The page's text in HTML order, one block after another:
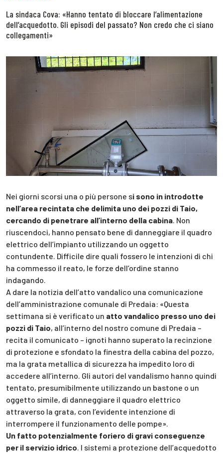
La sindaca Cova: «Hanno tentato di bloccare l’alimentazione
dell’acquedotto. Gli episodi del passato? Non credo che ci siano
collegamenti»
Nei giorni scorsi una o più persone si sono in introdotte
nell’area recintata che delimita uno dei pozzi di Taio,
cercando di penetrare all’interno della cabina . Non
riuscendoci, hanno pensato bene di danneggiare il quadro
elettrico dell’impianto utilizzando un oggetto
contundente. Difficile dire quali fossero le intenzioni di chi
ha commesso il reato, le forze dell’ordine stanno
indagando.
A dare la notizia dell’atto vandalico una comunicazione
dell’amministrazione comunale di Predaia: «Questa
settimana si è verificato un atto vandalico presso uno dei
pozzi di Taio, all’interno del nostro comune di Predaia –
recita il comunicato – ignoti hanno superato la recinzione
di protezione e sfondato la finestra della cabina del pozzo,
ma la grata metallica di sicurezza ha impedito loro di
accedere all’interno. Gli autori del vandalismo hanno quindi
tentato, presumibilmente utilizzando un bastone o un
oggetto simile, di danneggiare il quadro elettrico
attraverso la grata, con l’evidente intenzione di
interrompere il funzionamento delle pompe».
Un fatto potenzialmente foriero di gravi conseguenze
per il servizio idrico . I sistemi a protezione dell’acquedotto